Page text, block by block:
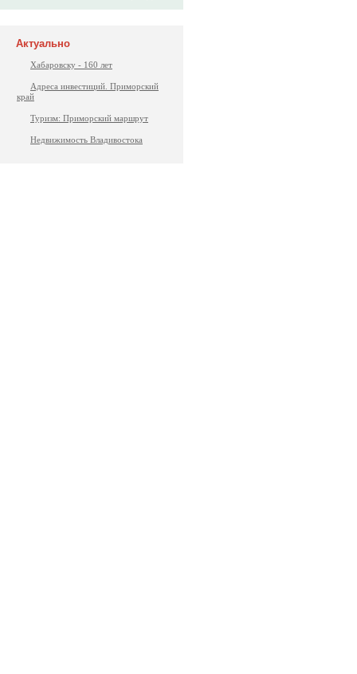
Актуально
Хабаровску - 160 лет
Адреса инвестиций. Приморский
край
Туризм: Приморский маршрут
Недвижимость Владивостока